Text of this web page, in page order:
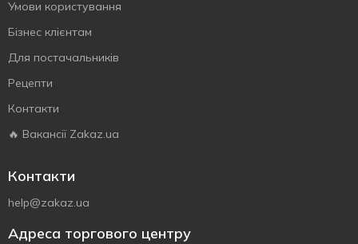
Умови користування
Бізнес клієнтам
Для постачальників
Рецепти
Контакти
🔥 Вакансії Zakaz.ua
Контакти
help@zakaz.ua
Адреса торгового центру